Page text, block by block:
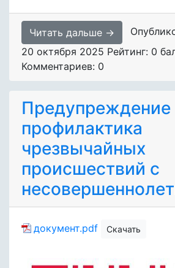
Читать дальше →
20 октября 2025 Рейтинг: 0
Комментариев: 0
Предупреждение
профилактика
чрезвычайных
происшествий с
документ.pdf Скачать